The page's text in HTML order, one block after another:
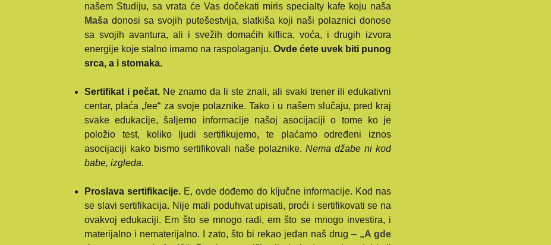
našem Studiju, sa vrata će Vas dočekati miris specialty kafe koju naša
Maša donosi sa svojih putešestvija, slatkiša koji naši polaznici donose
sa svojih avantura, ali i svežih domaćih kiflica, voća, i drugih izvora
energije koje stalno imamo na raspolaganju. Ovde ćete uvek biti punog
srca, a i stomaka.
Sertifikat i pečat. Ne znamo da li ste znali, ali svaki trener ili edukativni
centar, plaća „fee“ za svoje polaznike. Tako i u našem slučaju, pred kraj
svake edukacije, šaljemo informacije našoj asocijaciji o tome ko je
položio test, koliko ljudi sertifikujemo, te plaćamo određeni iznos
asocijaciji kako bismo sertifikovali naše polaznike. Nema džabe ni kod
babe, izgleda.
Proslava sertifikacije. E, ovde dođemo do ključne informacije. Kod nas
se slavi sertifikacija. Nije mali poduhvat upisati, proći i sertifikovati se na
ovakvoj edukaciji. Em što se mnogo radi, em što se mnogo investira, i
materijalno i nematerijalno. I zato, što bi rekao jedan naš drug – „A gde